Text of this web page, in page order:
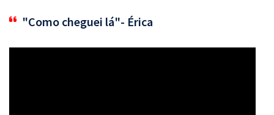
"Como cheguei lá"- Érica